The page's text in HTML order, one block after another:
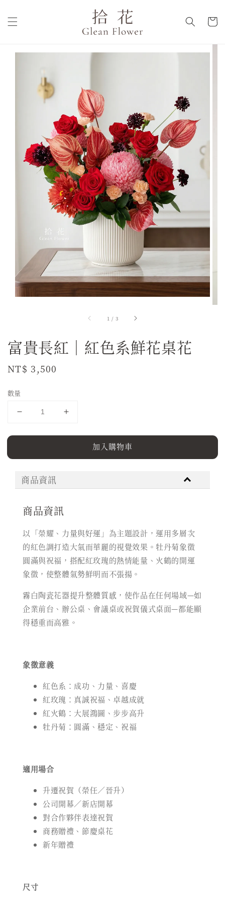
1 / 3
富貴長紅｜紅色系鮮花桌花
Regular
NT$ 3,500
數量
加入購物車
商品資訊
商品資訊
以「榮耀、力量與好運」為主題設計，運用多層次
的紅色調打造大氣而華麗的視覺效果。牡丹菊象徵
圓滿與祝福，搭配紅玫瑰的熱情能量、火鶴的開運
象徵，使整體氣勢鮮明而不張揚。
霧白陶瓷花器提升整體質感，使作品在任何場域—如
企業前台、辦公桌、會議桌或祝賀儀式桌面—都能顯
得穩重而高雅。
象徵意義
紅色系：成功、力量、喜慶
紅玫瑰：真誠祝福、卓越成就
紅火鶴：大展鴻圖、步步高升
牡丹菊：圓滿、穩定、祝福
適用場合
升遷祝賀（榮任／晉升）
公司開幕／新店開幕
對合作夥伴表達祝賀
商務贈禮、節慶桌花
新年贈禮
尺寸